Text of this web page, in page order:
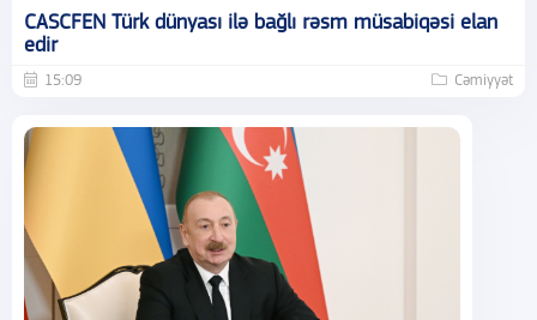
CASCFEN Türk dünyası ilə bağlı rəsm müsabiqəsi elan
edir
15:09 Cəmiyyət